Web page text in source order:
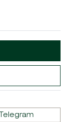
Telegram